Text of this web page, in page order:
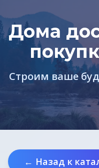
Недвижимость
Все объекты
Дома на Бледе
Земельные
Земельные
Дома
Строим ваше
← Назад к